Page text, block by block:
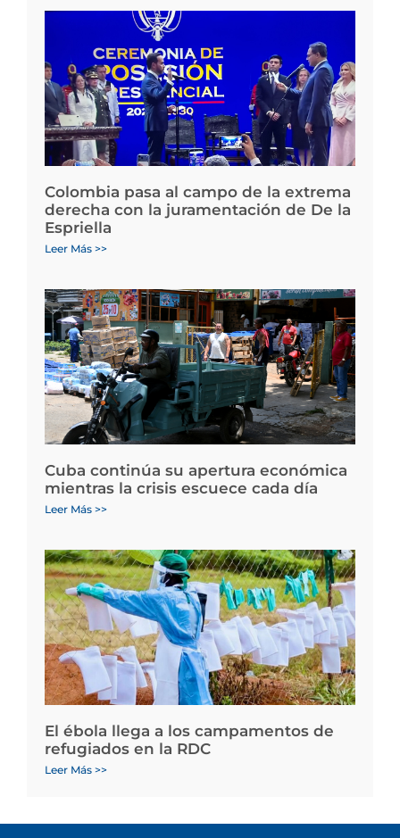
Colombia pasa al campo de la extrema
derecha con la juramentación de De la
Espriella
Leer Más >>
Cuba continúa su apertura económica
mientras la crisis escuece cada día
Leer Más >>
El ébola llega a los campamentos de
refugiados en la RDC
Leer Más >>